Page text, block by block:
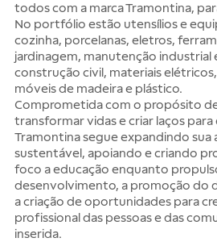
todos com a marca Tramontina,
No portfólio estão utensílios e
cozinha, porcelanas, eletros,
jardinagem, manutenção
construção civil, materiais
móveis de madeira e plástico.
Comprometida com o propósito
transformar vidas e criar laços
Tramontina segue expandindo sua
sustentável, apoiando e criando
foco a educação enquanto
desenvolvimento, a promoção do
a criação de oportunidades para
profissional das pessoas e das
inserida.